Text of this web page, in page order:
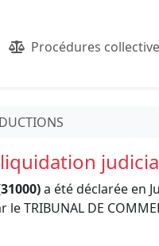
Procédures
a été déclarée en
TRIBUNAL DE